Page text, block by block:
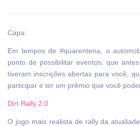
Capa:
Em tempos de #quarentena, o
ponto de possibilitar eventos, que
tiveram inscrições abertas para você,
participar e ter um prêmio que você
Dirt Rally 2.0
O jogo mais realista de rally da